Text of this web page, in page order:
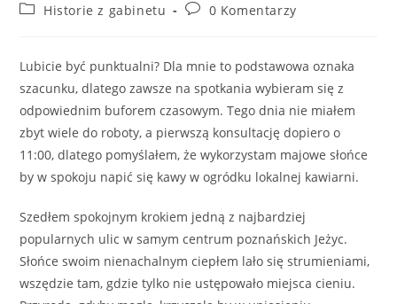
Historie z gabinetu
0 Komentarzy
Lubicie być punktualni? Dla mnie to podstawowa oznaka
szacunku, dlatego zawsze na spotkania wybieram się z
odpowiednim buforem czasowym. Tego dnia nie miałem
zbyt wiele do roboty, a pierwszą konsultację dopiero o
11:00, dlatego pomyślałem, że wykorzystam majowe słońce
by w spokoju napić się kawy w ogródku lokalnej kawiarni.
Szedłem spokojnym krokiem jedną z najbardziej
popularnych ulic w samym centrum poznańskich Jeżyc.
Słońce swoim nienachalnym ciepłem lało się strumieniami,
wszędzie tam, gdzie tylko nie ustępowało miejsca cieniu.